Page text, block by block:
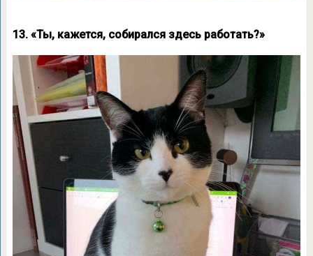
13. «Ты, кажется, собирался здесь работать?»